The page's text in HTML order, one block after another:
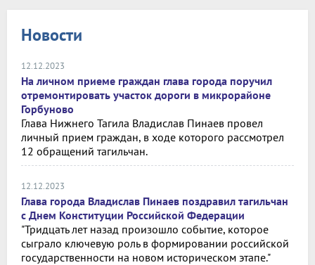
Новости
12.12.2023
На личном приеме граждан глава города поручил
отремонтировать участок дороги в микрорайоне
Горбуново
Глава Нижнего Тагила Владислав Пинаев провел
личный прием граждан, в ходе которого рассмотрел
12 обращений тагильчан.
12.12.2023
Глава города Владислав Пинаев поздравил тагильчан
с Днем Конституции Российской Федерации
"Тридцать лет назад произошло событие, которое
сыграло ключевую роль в формировании российской
государственности на новом историческом этапе."